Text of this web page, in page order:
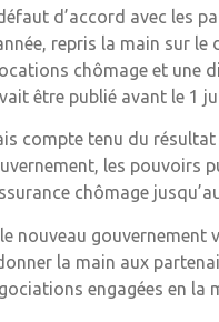
d’accord avec les
repris la main sur
chômage et une
être publié avant le 1
compte tenu du résultat
les pouvoirs
chômage
nouveau gouvernement
la main aux
engagées en la